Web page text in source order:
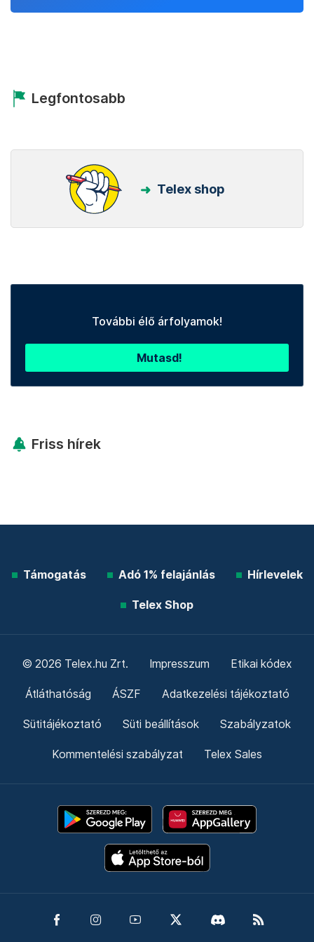
Legfontosabb
Telex shop
További élő árfolyamok!
Mutasd!
Friss hírek
Támogatás Adó 1% felajánlás Hírlevelek
Telex Shop
© 2026 Telex.hu Zrt. Impresszum Etikai kódex
Átláthatóság ÁSZF Adatkezelési tájékoztató
Sütitájékoztató Süti beállítások Szabályzatok
Kommentelési szabályzat Telex Sales